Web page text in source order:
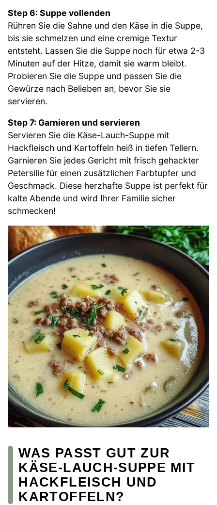
Step 6: Suppe vollenden
Rühren Sie die Sahne und den Käse in die Suppe,
bis sie schmelzen und eine cremige Textur
entsteht. Lassen Sie die Suppe noch für etwa 2-3
Minuten auf der Hitze, damit sie warm bleibt.
Probieren Sie die Suppe und passen Sie die
Gewürze nach Belieben an, bevor Sie sie
servieren.
Step 7: Garnieren und servieren
Servieren Sie die Käse-Lauch-Suppe mit
Hackfleisch und Kartoffeln heiß in tiefen Tellern.
Garnieren Sie jedes Gericht mit frisch gehackter
Petersilie für einen zusätzlichen Farbtupfer und
Geschmack. Diese herzhafte Suppe ist perfekt für
kalte Abende und wird Ihrer Familie sicher
schmecken!
WAS PASST GUT ZUR
KÄSE-LAUCH-SUPPE MIT
HACKFLEISCH UND
KARTOFFELN?